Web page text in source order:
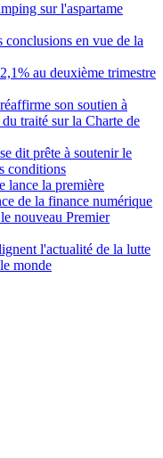
sur l'aspartame
conclusions en vue de la
au deuxième trimestre
son soutien à
traité sur la Charte de
dit prête à soutenir le
conditions
lance la première
de la finance numérique
nouveau Premier
l'actualité de la lutte
monde